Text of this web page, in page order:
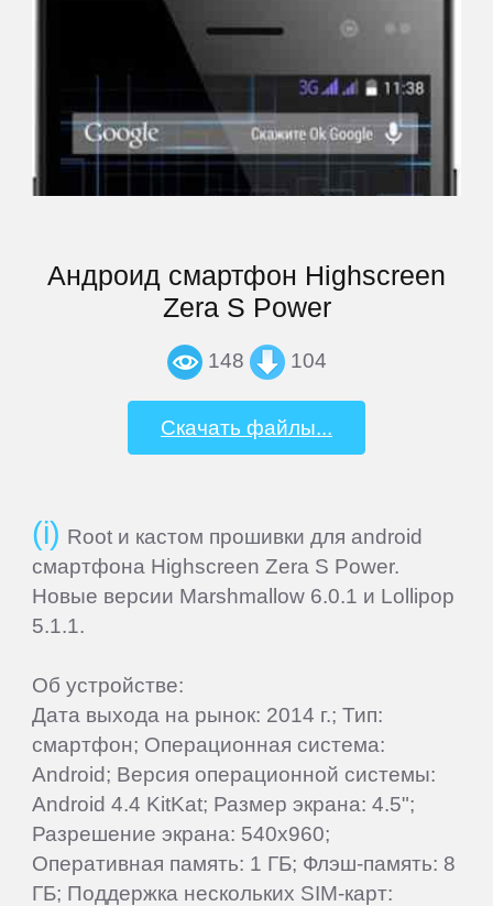
Андроид смартфон Highscreen
Zera S Power
148 104
Скачать файлы...
Root и кастом прошивки для android
смартфона Highscreen Zera S Power.
Новые версии Marshmallow 6.0.1 и Lollipop
5.1.1.
Об устройстве:
Дата выхода на рынок: 2014 г.; Тип:
смартфон; Операционная система:
Android; Версия операционной системы:
Android 4.4 KitKat; Размер экрана: 4.5";
Разрешение экрана: 540x960;
Оперативная память: 1 ГБ; Флэш-память: 8
ГБ; Поддержка нескольких SIM-карт:
mobile
Creative
CrownMicro
Cube
Daewoo
Dell
DEXP